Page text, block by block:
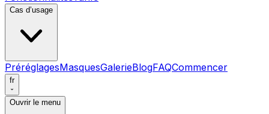
Cas d’usage
PréréglagesMasquesGalerieBlogFAQCommencer
fr
Ouvrir le menu